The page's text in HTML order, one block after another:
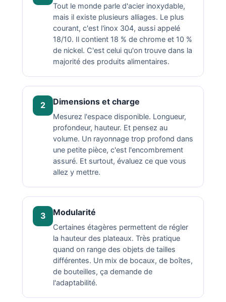
Tout le monde parle d'acier inoxydable,
mais il existe plusieurs alliages. Le plus
courant, c'est l'inox 304, aussi appelé
18/10. Il contient 18 % de chrome et 10 %
de nickel. C'est celui qu'on trouve dans la
majorité des produits alimentaires.
2 Dimensions et charge
Mesurez l'espace disponible. Longueur,
profondeur, hauteur. Et pensez au
volume. Un rayonnage trop profond dans
une petite pièce, c'est l'encombrement
assuré. Et surtout, évaluez ce que vous
allez y mettre.
3 Modularité
Certaines étagères permettent de régler
la hauteur des plateaux. Très pratique
quand on range des objets de tailles
différentes. Un mix de bocaux, de boîtes,
de bouteilles, ça demande de
l'adaptabilité.